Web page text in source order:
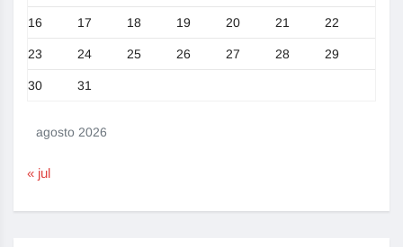
agosto 2026
16 17 18 19 20 21 22
23 24 25 26 27 28 29
30 31
« jul